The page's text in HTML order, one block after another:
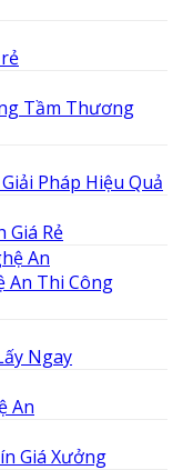
Tầm Thương
Pháp Hiệu Quả
Giá Rẻ
An Thi Công
Ngay
An
Giá Xưởng